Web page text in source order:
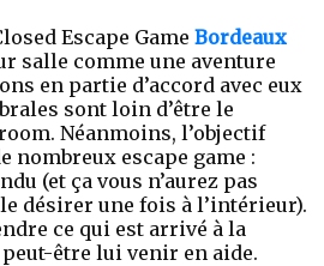
Escape Game Bordeaux
salle comme une aventure
en partie d’accord avec eux
sont loin d’être le
Néanmoins, l’objectif
nombreux escape game :
(et ça vous n’aurez pas
désirer une fois à l’intérieur).
ce qui est arrivé à la
être lui venir en aide.